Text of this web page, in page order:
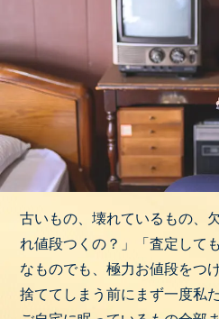
古いもの、壊れているもの、
れ値段つくの？」「査定して
なものでも、極力お値段をつ
捨ててしまう前にまず一度私